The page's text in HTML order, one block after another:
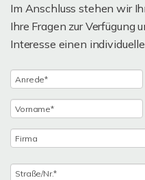
Im Anschluss stehen wir
Ihre Fragen zur Verfügung
Interesse einen